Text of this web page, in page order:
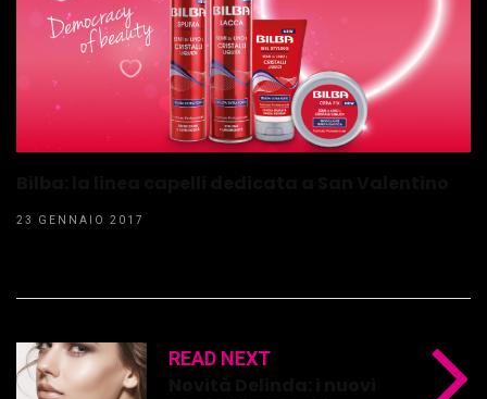
23 GENNAIO 2017
READ NEXT